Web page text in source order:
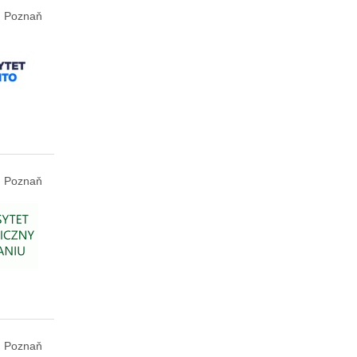
Poznaň
Poznaň
Poznaň